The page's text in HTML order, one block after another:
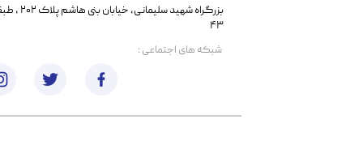
​​بزرگراه شهید
۴۳
​شبکه های اجتماعی :